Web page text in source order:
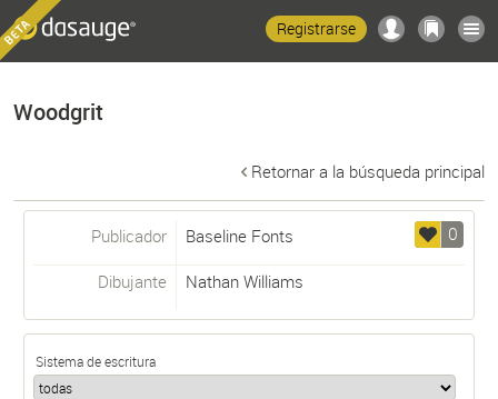
Registrarse
Woodgrit
Retornar a la búsqueda principal
0
Publicador Baseline Fonts
Dibujante Nathan Williams
Sistema de escritura